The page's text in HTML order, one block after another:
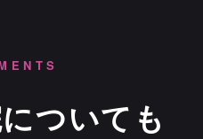
ついても